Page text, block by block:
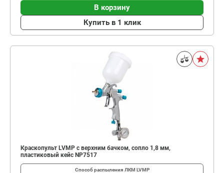
В корзину
Купить в 1 клик
Краскопульт LVMP с верхним бачком, сопло 1,8 мм,
пластиковый кейс NP7517
Способ распыления ЛКМ LVMP